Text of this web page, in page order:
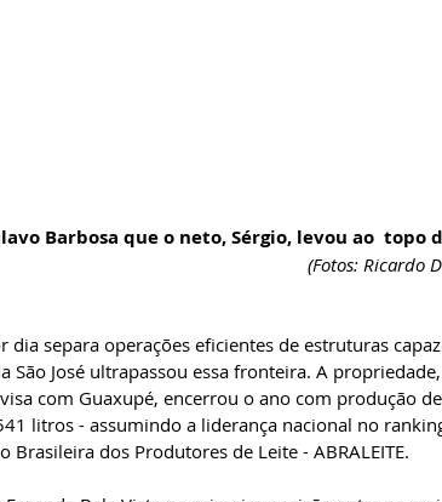
Barbosa que o neto, Sérgio, levou ao
(Fotos: Ricardo
separa operações eficientes de estruturas
São José ultrapassou essa fronteira. A
com Guaxupé, encerrou o ano com produção
litros - assumindo a liderança nacional no
dos Produtores de Leite - ABRALEITE.